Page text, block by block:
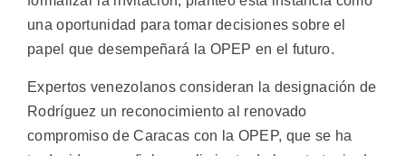
una oportunidad para tomar decisiones sobre el
papel que desempeñará la OPEP en el futuro.
Expertos venezolanos consideran la designación de
Rodríguez un reconocimiento al renovado
compromiso de Caracas con la OPEP, que se ha